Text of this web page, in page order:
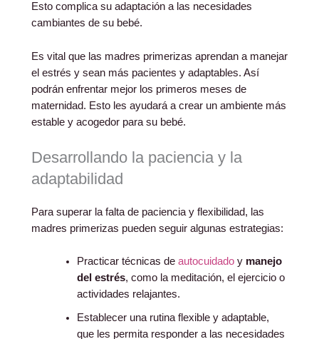
Esto complica su adaptación a las necesidades
cambiantes de su bebé.
Es vital que las madres primerizas aprendan a manejar
el estrés y sean más pacientes y adaptables. Así
podrán enfrentar mejor los primeros meses de
maternidad. Esto les ayudará a crear un ambiente más
estable y acogedor para su bebé.
Desarrollando la paciencia y la
adaptabilidad
Para superar la falta de paciencia y flexibilidad, las
madres primerizas pueden seguir algunas estrategias:
Practicar técnicas de autocuidadoy manejo
del estrés, como la meditación, el ejercicio o
actividades relajantes.
Establecer una rutina flexible y adaptable,
que les permita responder a las necesidades